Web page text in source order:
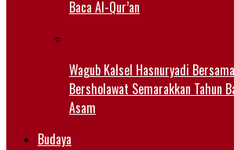
Baca Al-Qur’an
Wagub Kalsel Hasnuryadi
Bersholawat Semarakkan Tahun
Asam
Budaya